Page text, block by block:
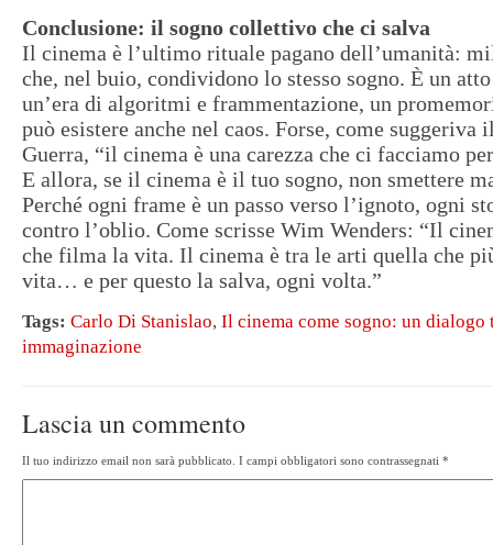
Conclusione: il sogno collettivo che ci salva
Il cinema è l’ultimo rituale pagano dell’umanità:
che, nel buio, condividono lo stesso sogno. È un
un’era di algoritmi e frammentazione, un
può esistere anche nel caos. Forse, come suggeriva
Guerra, “il cinema è una carezza che ci facciamo
E allora, se il cinema è il tuo sogno, non smettere
Perché ogni frame è un passo verso l’ignoto, ogni
contro l’oblio. Come scrisse Wim Wenders: “Il
che filma la vita. Il cinema è tra le arti quella che
vita… e per questo la salva, ogni volta.”
Tags: Carlo Di Stanislao, Il cinema come sogno: un dialogo
immaginazione
Lascia un commento
Il tuo indirizzo email non sarà pubblicato. I campi obbligatori sono contrassegnati *